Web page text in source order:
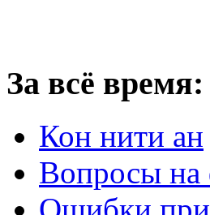
За всё время:
Кон нити ан
Вопросы на